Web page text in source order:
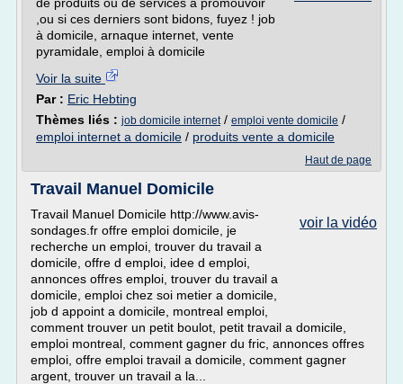
,ou si ces derniers sont bidons, fuyez ! job
à domicile, arnaque internet, vente
pyramidale, emploi à domicile
Voir la suite
Par : Eric Hebting
Thèmes liés : job domicile internet/ emploi vente domicile /
emploi internet a domicile / produits vente a domicile
Haut de page
Travail Manuel Domicile
voir la vidéo
Travail Manuel Domicile http://www.avis-
sondages.fr offre emploi domicile, je
recherche un emploi, trouver du travail a
domicile, offre d emploi, idee d emploi,
annonces offres emploi, trouver du travail a
domicile, emploi chez soi metier a domicile,
job d appoint a domicile, montreal emploi,
comment trouver un petit boulot, petit travail a domicile,
emploi montreal, comment gagner du fric, annonces offres
emploi, offre emploi travail a domicile, comment gagner
argent, trouver un travail a la...